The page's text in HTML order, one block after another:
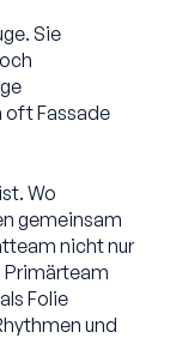
Sie
oft Fassade
Wo
gemeinsam
nicht nur
Primärteam
Folie
und